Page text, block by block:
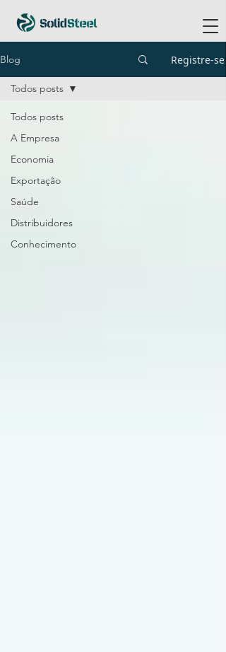
Blog Registre-se
Todos posts
A Empresa
Economia
Exportação
Saúde
Distribuidores
Conhecimento
Todos posts